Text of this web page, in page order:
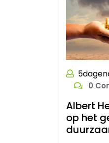
0
Albert
op het